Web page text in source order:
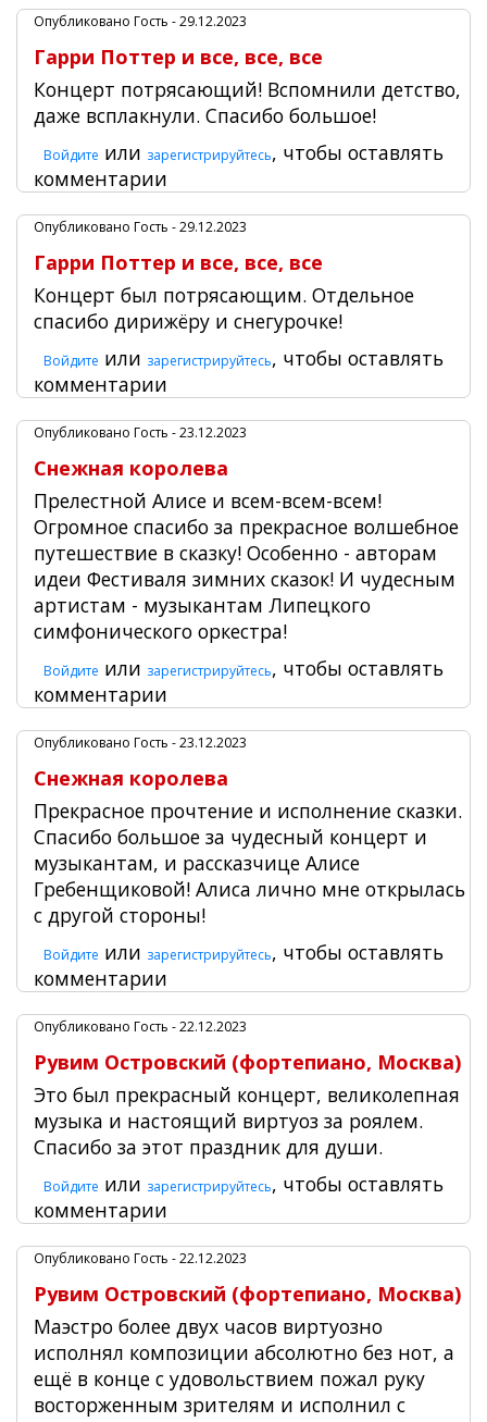
Опубликовано Гость - 29.12.2023
Гарри Поттер и все, все, все
Концерт потрясающий! Вспомнили детство,
даже всплакнули. Спасибо большое!
Войдите или зарегистрируйтесь, чтобы оставлять
комментарии
Опубликовано Гость - 29.12.2023
Гарри Поттер и все, все, все
Концерт был потрясающим. Отдельное
спасибо дирижёру и снегурочке!
Войдите или зарегистрируйтесь, чтобы оставлять
комментарии
Опубликовано Гость - 23.12.2023
Снежная королева
Прелестной Алисе и всем-всем-всем!
Огромное спасибо за прекрасное волшебное
путешествие в сказку! Особенно - авторам
идеи Фестиваля зимних сказок! И чудесным
артистам - музыкантам Липецкого
симфонического оркестра!
Войдите или зарегистрируйтесь, чтобы оставлять
комментарии
Опубликовано Гость - 23.12.2023
Снежная королева
Прекрасное прочтение и исполнение сказки.
Спасибо большое за чудесный концерт и
музыкантам, и рассказчице Алисе
Гребенщиковой! Алиса лично мне открылась
с другой стороны!
Войдите или зарегистрируйтесь, чтобы оставлять
комментарии
Опубликовано Гость - 22.12.2023
Рувим Островский (фортепиано, Москва)
Это был прекрасный концерт, великолепная
музыка и настоящий виртуоз за роялем.
Спасибо за этот праздник для души.
Войдите или зарегистрируйтесь, чтобы оставлять
комментарии
Опубликовано Гость - 22.12.2023
Рувим Островский (фортепиано, Москва)
Маэстро более двух часов виртуозно
исполнял композиции абсолютно без нот, а
ещё в конце с удовольствием пожал руку
восторженным зрителям и исполнил с